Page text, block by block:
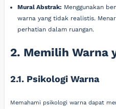
Mural Abstrak: Menggunakan
warna yang tidak realistis.
perhatian dalam ruangan.
2. Memilih Warna
2.1. Psikologi Warna
Memahami psikologi warna dapat